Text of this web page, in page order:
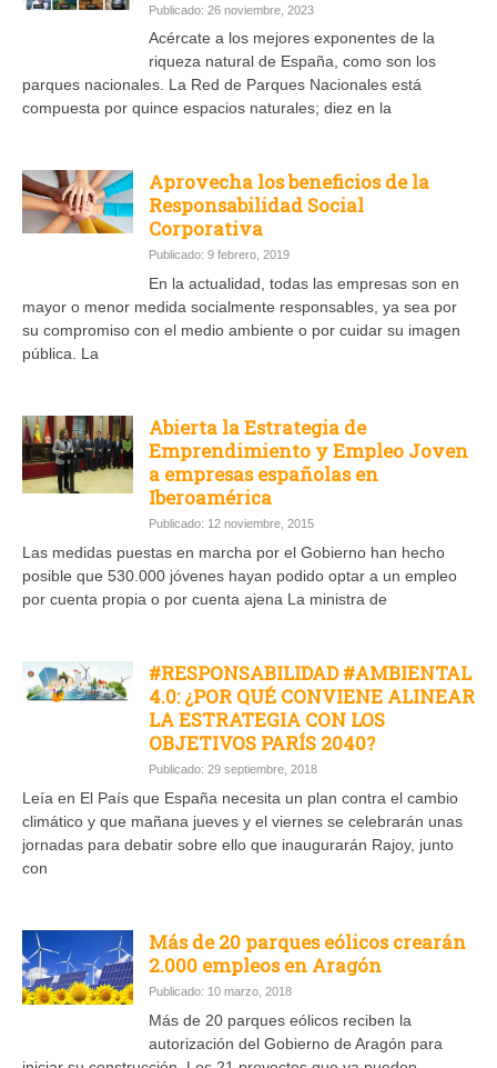
Publicado: 26 noviembre, 2023
Acércate a los mejores exponentes de la
riqueza natural de España, como son los
parques nacionales. La Red de Parques Nacionales está
compuesta por quince espacios naturales; diez en la
Aprovecha los beneficios de la
Responsabilidad Social
Corporativa
Publicado: 9 febrero, 2019
En la actualidad, todas las empresas son en
mayor o menor medida socialmente responsables, ya sea por
su compromiso con el medio ambiente o por cuidar su imagen
pública. La
Abierta la Estrategia de
Emprendimiento y Empleo Joven
a empresas españolas en
Iberoamérica
Publicado: 12 noviembre, 2015
Las medidas puestas en marcha por el Gobierno han hecho
posible que 530.000 jóvenes hayan podido optar a un empleo
por cuenta propia o por cuenta ajena La ministra de
#RESPONSABILIDAD #AMBIENTAL
4.0: ¿POR QUÉ CONVIENE ALINEAR
LA ESTRATEGIA CON LOS
OBJETIVOS PARÍS 2040?
Publicado: 29 septiembre, 2018
Leía en El País que España necesita un plan contra el cambio
climático y que mañana jueves y el viernes se celebrarán unas
jornadas para debatir sobre ello que inaugurarán Rajoy, junto
con
Más de 20 parques eólicos crearán
2.000 empleos en Aragón
Publicado: 10 marzo, 2018
Más de 20 parques eólicos reciben la
autorización del Gobierno de Aragón para